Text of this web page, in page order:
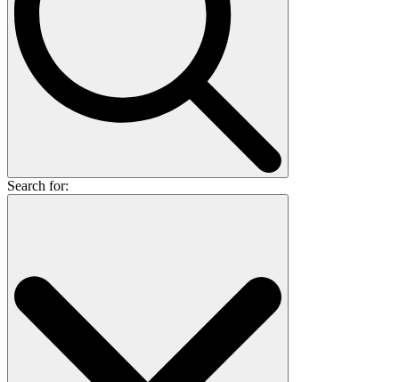
Search for: